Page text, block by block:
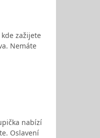
zažijete
Nemáte
nabízí
Oslavení